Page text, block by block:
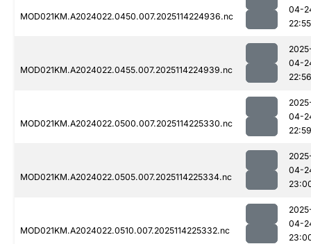
MOD021KM.A2024022.0450.007.2025114224936.nc
04-
22:55
MOD021KM.A2024022.0455.007.2025114224939.nc
04-
22:56
MOD021KM.A2024022.0500.007.2025114225330.nc
04-
22:59
MOD021KM.A2024022.0505.007.2025114225334.nc
04-
MOD021KM.A2024022.0510.007.2025114225332.nc
04-